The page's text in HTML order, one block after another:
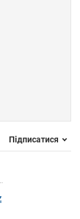
Підписатися